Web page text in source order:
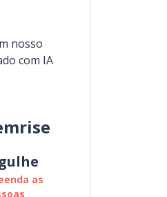
nosso
com IA
as